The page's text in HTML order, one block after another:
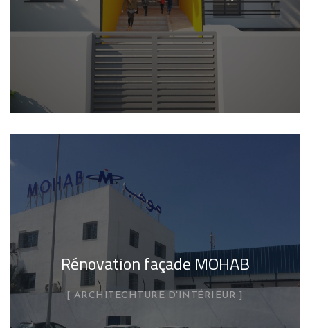
Rénovation façade MOHAB
ARCHITECHTURE D'INTÉRIEUR